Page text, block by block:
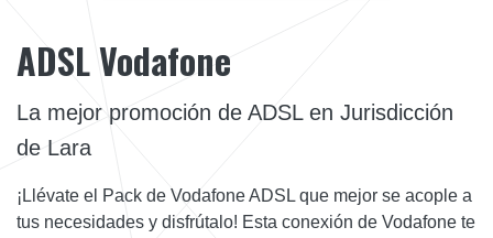
ADSL Vodafone
La mejor promoción de ADSL en Jurisdicción
de Lara
¡Llévate el Pack de Vodafone ADSL que mejor se acople a
tus necesidades y disfrútalo! Esta conexión de Vodafone te